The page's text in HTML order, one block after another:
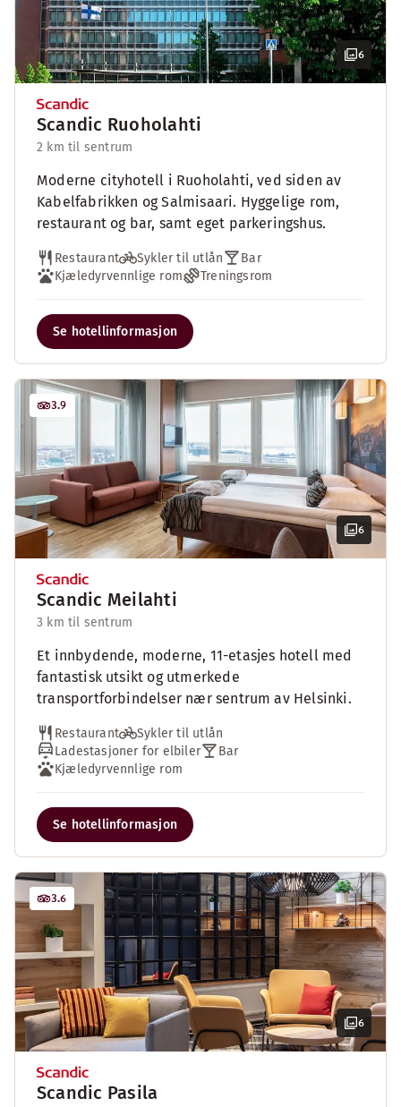
6
Scandic Ruoholahti
2 km til sentrum
Moderne cityhotell i Ruoholahti, ved siden av
Kabelfabrikken og Salmisaari. Hyggelige rom,
restaurant og bar, samt eget parkeringshus.
Restaurant Sykler til utlån
Bar
Kjæledyrvennlige rom
Treningsrom
Se hotellinformasjon
6
3.9
Scandic Meilahti
3 km til sentrum
Et innbydende, moderne, 11-etasjes hotell med
fantastisk utsikt og utmerkede
transportforbindelser nær sentrum av Helsinki.
Restaurant
Sykler til utlån
Ladestasjoner for elbiler
Bar
Kjæledyrvennlige rom
Se hotellinformasjon
6
3.6
Scandic Pasila